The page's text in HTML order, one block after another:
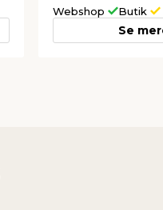
Webshop Butik
Se